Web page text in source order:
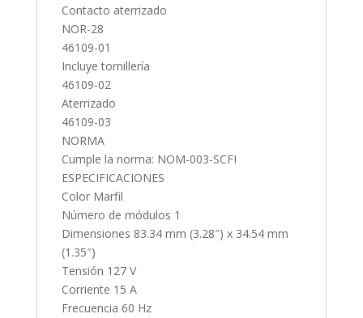
Contacto aterrizado
NOR-28
46109-01
Incluye tornillería
46109-02
Aterrizado
46109-03
NORMA
Cumple la norma: NOM-003-SCFI
ESPECIFICACIONES
Color Marfil
Número de módulos 1
Dimensiones 83.34 mm (3.28″) x 34.54 mm
(1.35″)
Tensión 127 V
Corriente 15 A
Frecuencia 60 Hz